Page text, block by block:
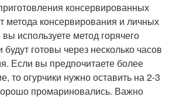
консервированных
метода консервирования и личных
используете метод горячего
будут готовы через несколько часов
Если вы предпочитаете более
то огурчики нужно оставить на 2-3
промариновались. Важно